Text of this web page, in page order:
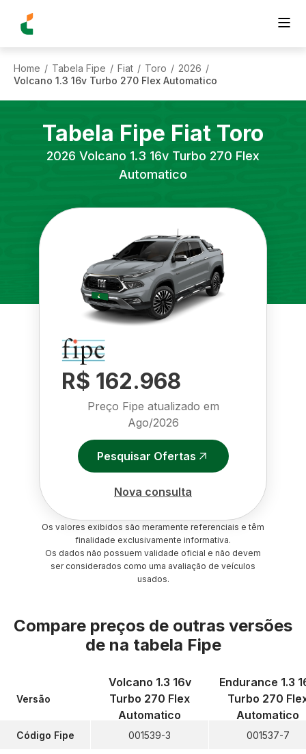
Home / Tabela Fipe / Fiat / Toro / 2026 /
Volcano 1.3 16v Turbo 270 Flex Automatico
Tabela Fipe Fiat Toro
2026 Volcano 1.3 16v Turbo 270 Flex
Automatico
R$ 162.968
Preço Fipe atualizado em
Ago/2026
Pesquisar Ofertas
Nova consulta
Os valores exibidos são meramente referenciais e têm
finalidade exclusivamente informativa.
Os dados não possuem validade oficial e não devem
ser considerados como uma avaliação de veículos
usados.
Compare preços de outras versões
de na tabela Fipe
Versão
Código Fipe
Volcano 1.3 16v
Turbo 270 Flex
Automatico
001539-3
Endurance 1.3
Turbo 270
Automatico
001537-7